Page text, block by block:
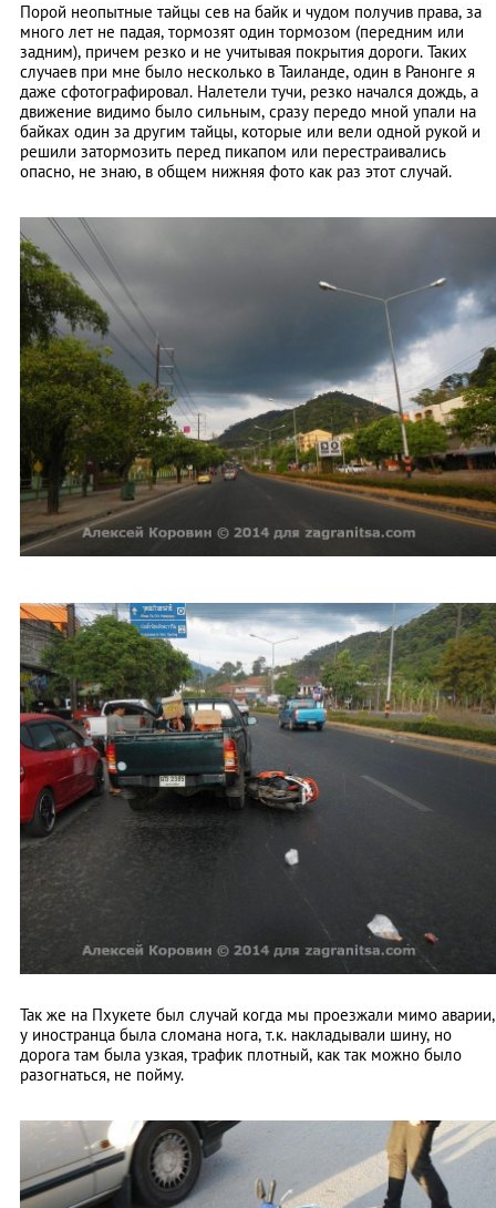
Порой неопытные тайцы сев на байк и чудом получив права, за
много лет не падая, тормозят один тормозом (передним или
задним), причем резко и не учитывая покрытия дороги. Таких
случаев при мне было несколько в Таиланде, один в Ранонге я
даже сфотографировал. Налетели тучи, резко начался дождь, а
движение видимо было сильным, сразу передо мной упали на
байках один за другим тайцы, которые или вели одной рукой и
решили затормозить перед пикапом или перестраивались
опасно, не знаю, в общем нижняя фото как раз этот случай.
Так же на Пхукете был случай когда мы проезжали мимо аварии,
у иностранца была сломана нога, т.к. накладывали шину, но
дорога там была узкая, трафик плотный, как так можно было
разогнаться, не пойму.